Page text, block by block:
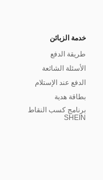
خدمة الزبائن
طريقة الدفع
الأسئلة الشائعة
الدفع عند الإستلام
بطاقة هدية
برنامج كسب النقاط
SHEIN